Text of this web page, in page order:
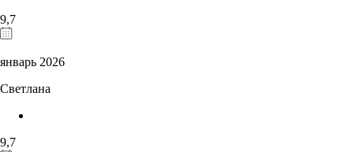
9,7
январь 2026
Светлана
9,7